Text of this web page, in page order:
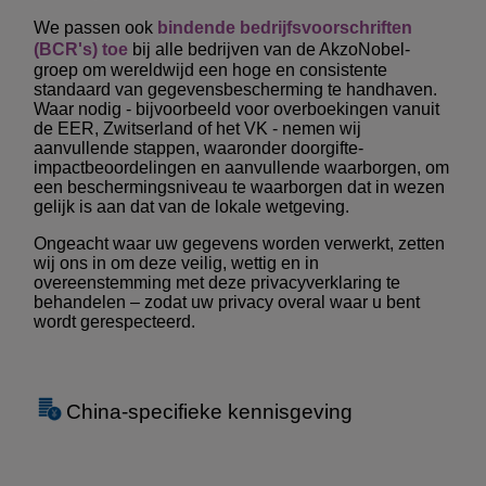
We passen ook bindende bedrijfsvoorschriften
(BCR's) toe bij alle bedrijven van de AkzoNobel-
groep om wereldwijd een hoge en consistente
standaard van gegevensbescherming te handhaven.
Waar nodig - bijvoorbeeld voor overboekingen vanuit
de EER, Zwitserland of het VK - nemen wij
aanvullende stappen, waaronder doorgifte-
impactbeoordelingen en aanvullende waarborgen, om
een beschermingsniveau te waarborgen dat in wezen
gelijk is aan dat van de lokale wetgeving.
Ongeacht waar uw gegevens worden verwerkt, zetten
wij ons in om deze veilig, wettig en in
overeenstemming met deze privacyverklaring te
behandelen – zodat uw privacy overal waar u bent
wordt gerespecteerd.
China-specifieke kennisgeving